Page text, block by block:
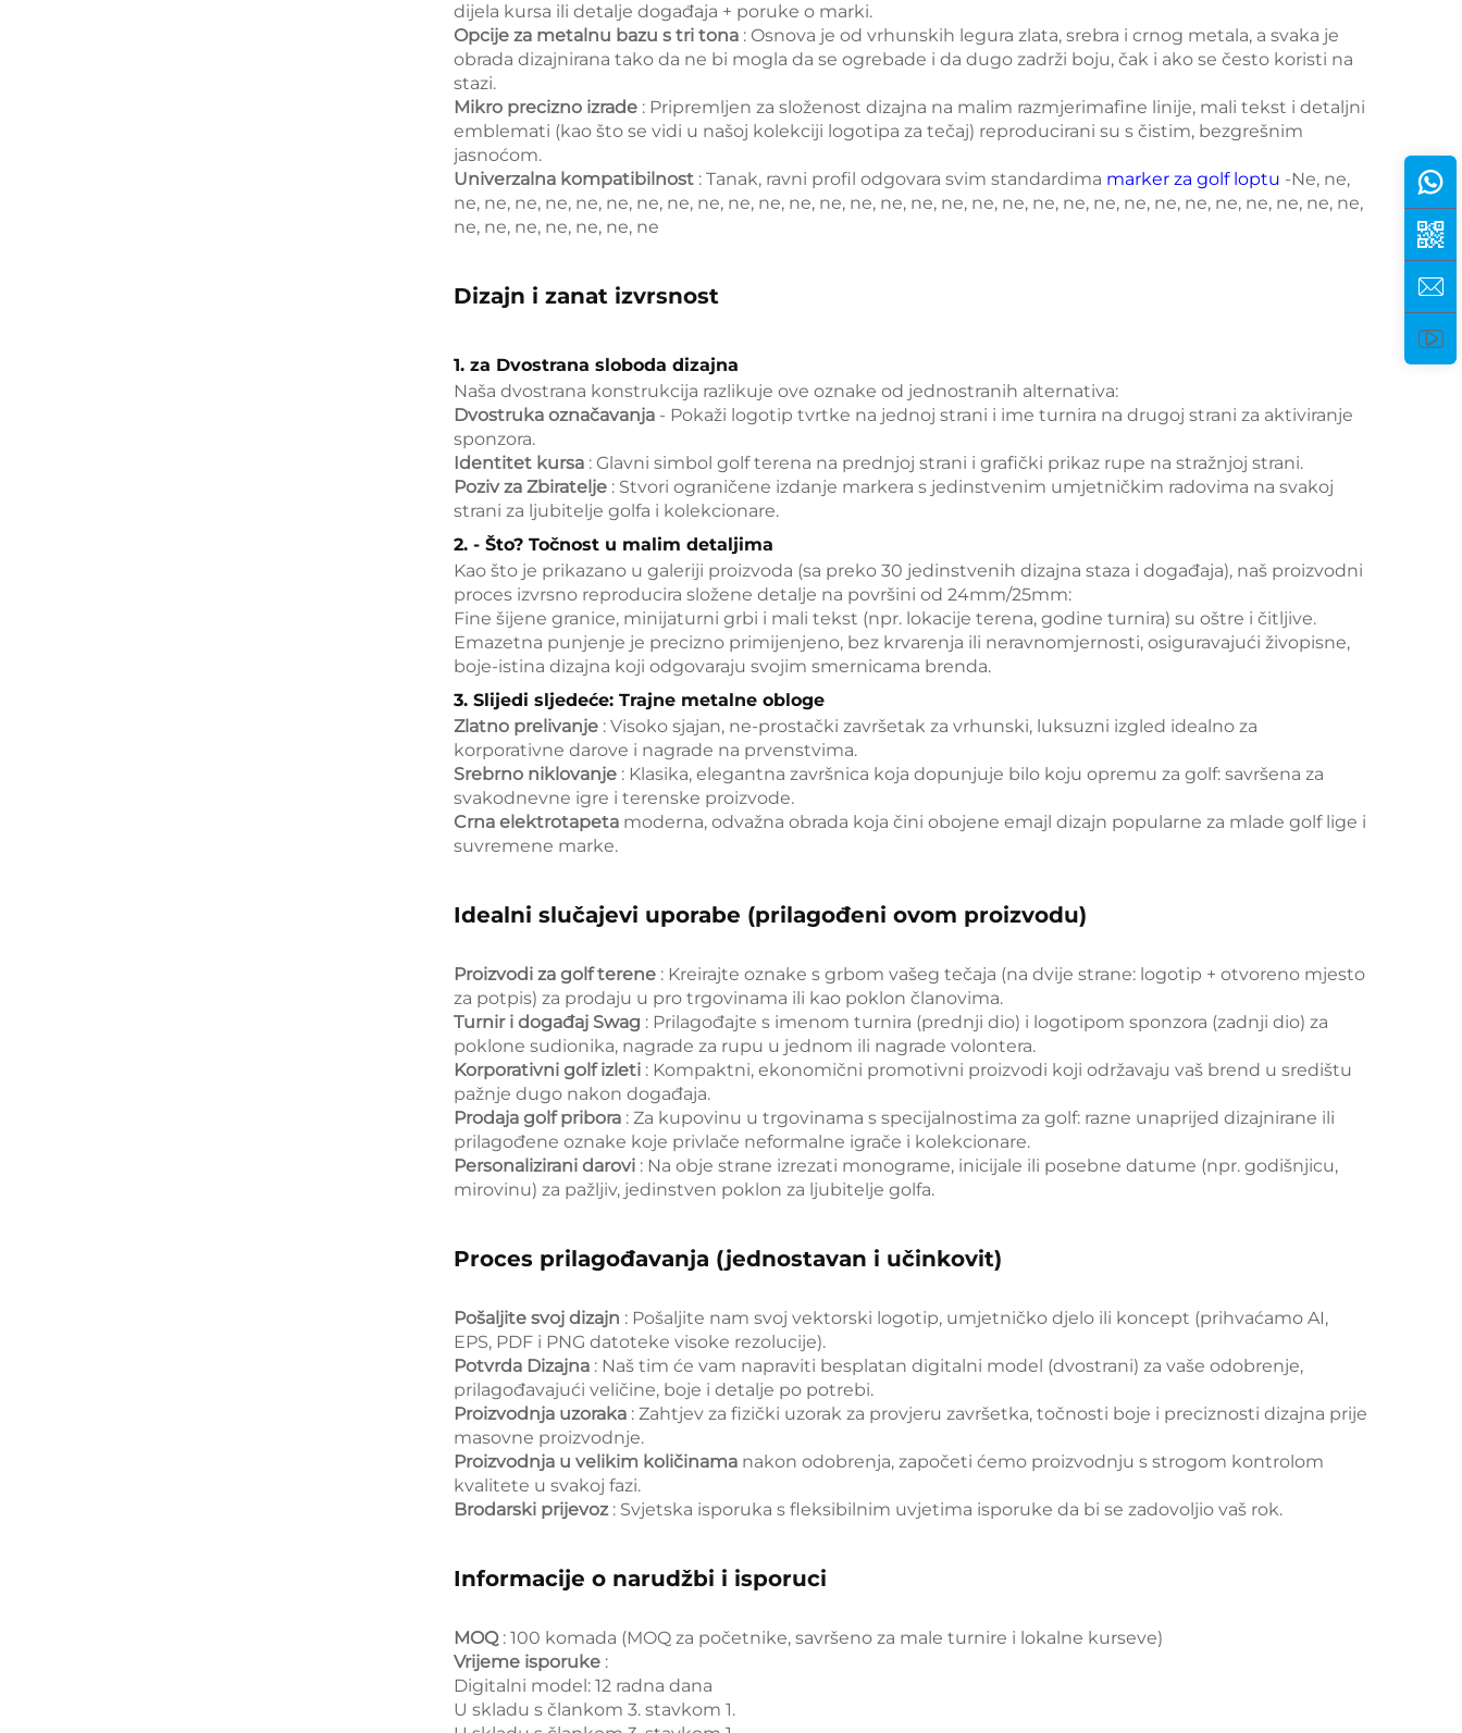
dijela kursa ili detalje događaja + poruke o marki.
Opcije za metalnu bazu s tri tona : Osnova je od vrhunskih legura zlata, srebra i crnog metala, a svaka je
obrada dizajnirana tako da ne bi mogla da se ogrebade i da dugo zadrži boju, čak i ako se često koristi na
stazi.
Mikro precizno izrade : Pripremljen za složenost dizajna na malim razmjerimafine linije, mali tekst i detaljni
emblemati (kao što se vidi u našoj kolekciji logotipa za tečaj) reproducirani su s čistim, bezgrešnim
jasnoćom.
Univerzalna kompatibilnost : Tanak, ravni profil odgovara svim standardima marker za golf loptu -Ne, ne,
ne, ne, ne, ne, ne, ne, ne, ne, ne, ne, ne, ne, ne, ne, ne, ne, ne, ne, ne, ne, ne, ne, ne, ne, ne, ne, ne, ne, ne, ne,
ne, ne, ne, ne, ne, ne, ne
Dizajn i zanat izvrsnost
1. za Dvostrana sloboda dizajna
Naša dvostrana konstrukcija razlikuje ove oznake od jednostranih alternativa:
Dvostruka označavanja - Pokaži logotip tvrtke na jednoj strani i ime turnira na drugoj strani za aktiviranje
sponzora.
Identitet kursa : Glavni simbol golf terena na prednjoj strani i grafički prikaz rupe na stražnjoj strani.
Poziv za Zbiratelje : Stvori ograničene izdanje markera s jedinstvenim umjetničkim radovima na svakoj
strani za ljubitelje golfa i kolekcionare.
2. - Što? Točnost u malim detaljima
Kao što je prikazano u galeriji proizvoda (sa preko 30 jedinstvenih dizajna staza i događaja), naš proizvodni
proces izvrsno reproducira složene detalje na površini od 24mm/25mm:
Fine šijene granice, minijaturni grbi i mali tekst (npr. lokacije terena, godine turnira) su oštre i čitljive.
Emazetna punjenje je precizno primijenjeno, bez krvarenja ili neravnomjernosti, osiguravajući živopisne,
boje-istina dizajna koji odgovaraju svojim smernicama brenda.
3. Slijedi sljedeće: Trajne metalne obloge
Zlatno prelivanje : Visoko sjajan, ne-prostački završetak za vrhunski, luksuzni izgled idealno za
korporativne darove i nagrade na prvenstvima.
Srebrno niklovanje : Klasika, elegantna završnica koja dopunjuje bilo koju opremu za golf: savršena za
svakodnevne igre i terenske proizvode.
Crna elektrotapeta moderna, odvažna obrada koja čini obojene emajl dizajn popularne za mlade golf lige i
suvremene marke.
Idealni slučajevi uporabe (prilagođeni ovom proizvodu)
Proizvodi za golf terene : Kreirajte oznake s grbom vašeg tečaja (na dvije strane: logotip + otvoreno mjesto
za potpis) za prodaju u pro trgovinama ili kao poklon članovima.
Turnir i događaj Swag : Prilagođajte s imenom turnira (prednji dio) i logotipom sponzora (zadnji dio) za
poklone sudionika, nagrade za rupu u jednom ili nagrade volontera.
Korporativni golf izleti : Kompaktni, ekonomični promotivni proizvodi koji održavaju vaš brend u središtu
pažnje dugo nakon događaja.
Prodaja golf pribora : Za kupovinu u trgovinama s specijalnostima za golf: razne unaprijed dizajnirane ili
prilagođene oznake koje privlače neformalne igrače i kolekcionare.
Personalizirani darovi : Na obje strane izrezati monograme, inicijale ili posebne datume (npr. godišnjicu,
mirovinu) za pažljiv, jedinstven poklon za ljubitelje golfa.
Proces prilagođavanja (jednostavan i učinkovit)
Pošaljite svoj dizajn : Pošaljite nam svoj vektorski logotip, umjetničko djelo ili koncept (prihvaćamo AI,
EPS, PDF i PNG datoteke visoke rezolucije).
Potvrda Dizajna : Naš tim će vam napraviti besplatan digitalni model (dvostrani) za vaše odobrenje,
prilagođavajući veličine, boje i detalje po potrebi.
Proizvodnja uzoraka : Zahtjev za fizički uzorak za provjeru završetka, točnosti boje i preciznosti dizajna prije
masovne proizvodnje.
Proizvodnja u velikim količinama nakon odobrenja, započeti ćemo proizvodnju s strogom kontrolom
kvalitete u svakoj fazi.
Brodarski prijevoz : Svjetska isporuka s fleksibilnim uvjetima isporuke da bi se zadovoljio vaš rok.
Informacije o narudžbi i isporuci
MOQ : 100 komada (MOQ za početnike, savršeno za male turnire i lokalne kurseve)
Vrijeme isporuke :
Digitalni model: 12 radna dana
U skladu s člankom 3. stavkom 1.